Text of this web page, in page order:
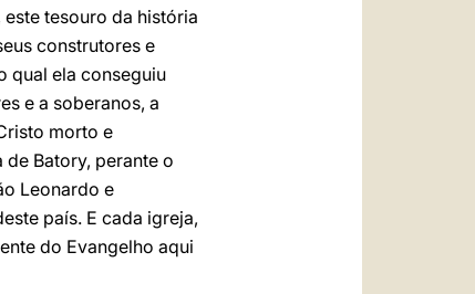
tesouro da história
construtores e
qual ela conseguiu
e a soberanos, a
morto e
Batory, perante o
Leonardo e
país. E cada igreja,
do Evangelho aqui